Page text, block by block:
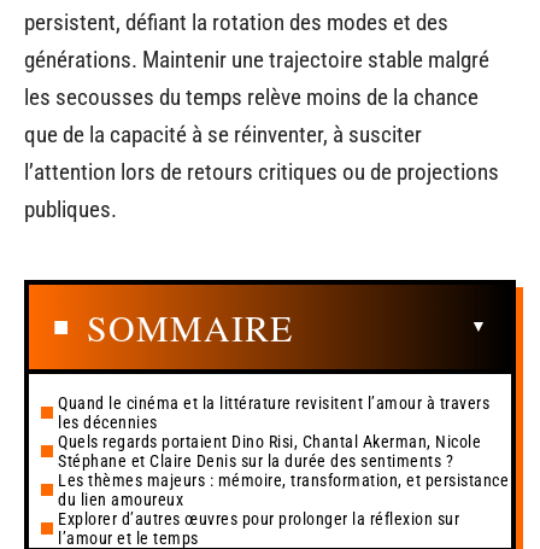
persistent, défiant la rotation des modes et des
générations. Maintenir une trajectoire stable malgré
les secousses du temps relève moins de la chance
que de la capacité à se réinventer, à susciter
l’attention lors de retours critiques ou de projections
publiques.
SOMMAIRE
Quand le cinéma et la littérature revisitent l’amour à travers
les décennies
Quels regards portaient Dino Risi, Chantal Akerman, Nicole
Stéphane et Claire Denis sur la durée des sentiments ?
Les thèmes majeurs : mémoire, transformation, et persistance
du lien amoureux
Explorer d’autres œuvres pour prolonger la réflexion sur
l’amour et le temps